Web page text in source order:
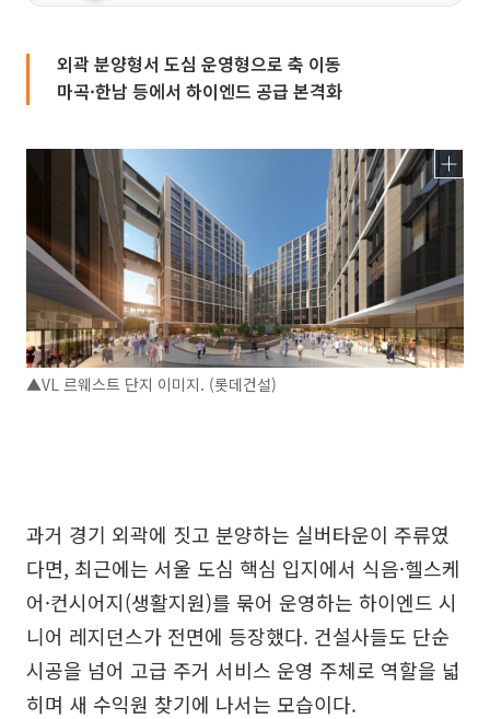
외곽 분양형서 도심 운영형으로 축 이동
마곡·한남 등에서 하이엔드 공급 본격화
▲VL 르웨스트 단지 이미지. (롯데건설)
과거 경기 외곽에 짓고 분양하는 실버타운이 주류였
다면, 최근에는 서울 도심 핵심 입지에서 식음·헬스케
어·컨시어지(생활지원)를 묶어 운영하는 하이엔드 시
니어 레지던스가 전면에 등장했다. 건설사들도 단순
시공을 넘어 고급 주거 서비스 운영 주체로 역할을 넓
히며 새 수익원 찾기에 나서는 모습이다.